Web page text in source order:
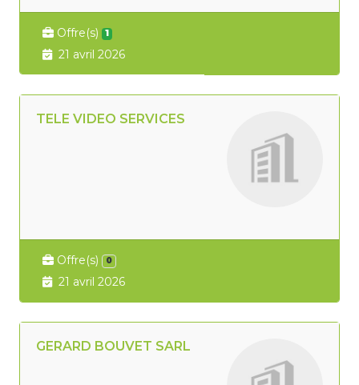
Offre(s) 1
21 avril 2026
TELE VIDEO SERVICES
Offre(s) 0
21 avril 2026
GERARD BOUVET SARL